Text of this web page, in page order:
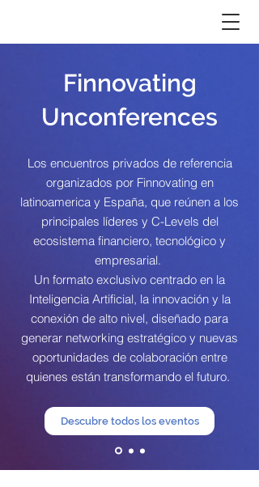
Finnovating
Unconferences
Los encuentros privados de referencia
organizados por Finnovating en
latinoamerica y España, que reúnen a los
principales líderes y C-Levels del
ecosistema financiero, tecnológico y
empresarial.
Un formato exclusivo centrado en la
Inteligencia Artificial, la innovación y la
conexión de alto nivel, diseñado para
generar networking estratégico y nuevas
oportunidades de colaboración entre
quienes están transformando el futuro.
Descubre todos los eventos